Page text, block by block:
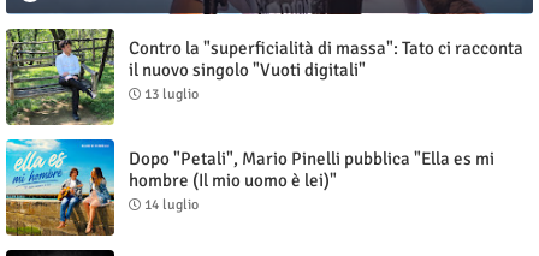
Contro la "superficialità di massa": Tato ci racconta
il nuovo singolo "Vuoti digitali"
13 luglio
Dopo "Petali", Mario Pinelli pubblica "Ella es mi
hombre (Il mio uomo è lei)"
14 luglio